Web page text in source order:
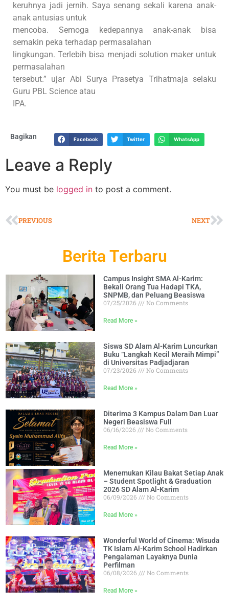
keruhnya jadi jernih. Saya senang sekali karena anak-
anak antusias untuk
mencoba. Semoga kedepannya anak-anak bisa
semakin peka terhadap permasalahan
lingkungan. Terlebih bisa menjadi solution maker untuk
permasalahan
tersebut.” ujar Abi Surya Prasetya Trihatmaja selaku
Guru PBL Science atau
IPA.
Bagikan Facebook Twitter WhatsApp
Leave a Reply
You must be logged in to post a comment.
PREVIOUS NEXT
Berita Terbaru
Campus Insight SMA Al-Karim:
Bekali Orang Tua Hadapi TKA,
SNPMB, dan Peluang Beasiswa
07/25/2026
No Comments
Read More »
Siswa SD Alam Al-Karim Luncurkan
Buku “Langkah Kecil Meraih Mimpi”
di Universitas Padjadjaran
07/23/2026
No Comments
Read More »
Diterima 3 Kampus Dalam Dan Luar
Negeri Beasiswa Full
06/16/2026
No Comments
Read More »
Menemukan Kilau Bakat Setiap Anak
– Student Spotlight & Graduation
2026 SD Alam Al-Karim
06/09/2026
No Comments
Read More »
Wonderful World of Cinema: Wisuda
TK Islam Al-Karim School Hadirkan
Pengalaman Layaknya Dunia
Perfilman
06/08/2026
No Comments
Read More »